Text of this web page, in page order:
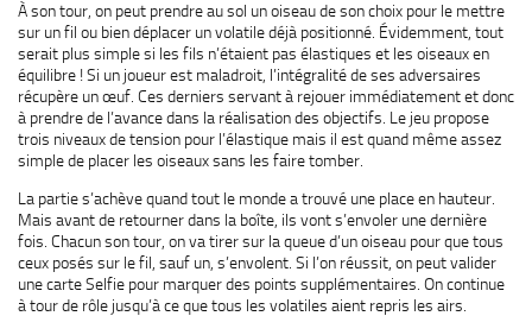
À son tour, on peut prendre au sol un oiseau de son choix pour le mettre
sur un fil ou bien déplacer un volatile déjà positionné. Évidemment, tout
serait plus simple si les fils n’étaient pas élastiques et les oiseaux en
équilibre ! Si un joueur est maladroit, l’intégralité de ses adversaires
récupère un œuf. Ces derniers servant à rejouer immédiatement et donc
à prendre de l’avance dans la réalisation des objectifs. Le jeu propose
trois niveaux de tension pour l’élastique mais il est quand même assez
simple de placer les oiseaux sans les faire tomber.
La partie s’achève quand tout le monde a trouvé une place en hauteur.
Mais avant de retourner dans la boîte, ils vont s’envoler une dernière
fois. Chacun son tour, on va tirer sur la queue d’un oiseau pour que tous
ceux posés sur le fil, sauf un, s’envolent. Si l’on réussit, on peut valider
une carte Selfie pour marquer des points supplémentaires. On continue
à tour de rôle jusqu’à ce que tous les volatiles aient repris les airs.